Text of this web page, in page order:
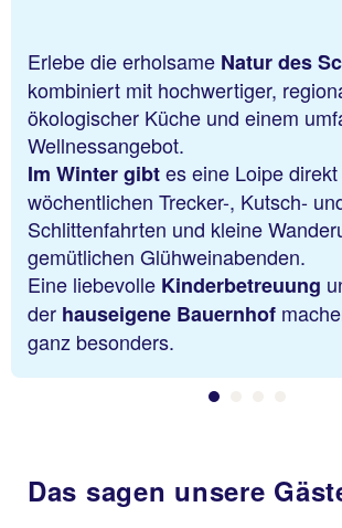
Erlebe die erholsame Natur des
kombiniert mit hochwertiger,
ökologischer Küche und einem
Wellnessangebot.
Im Winter gibtes eine Loipe
wöchentlichen Trecker-, Kutsch-
Schlittenfahrten und kleine
gemütlichen Glühweinabenden.
Eine liebevolle Kinderbetreuung
der hauseigene Bauernhof
ganz besonders.
Das sagen unsere